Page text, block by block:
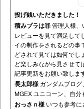
投げ銭いただきました！
積みプラは罪管理人様、
レビューを見て満足して
イの制作をされるどの事
どされて見ては如何でし
ど楽しみながら見させて
記事更新をお願い致しま
長太郎様 ガンダムブログ
MGEX ユニコーン、自
おっさｎ様 いつも参考